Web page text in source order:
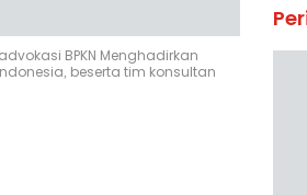
BPKN Menghadirkan
beserta tim konsultan